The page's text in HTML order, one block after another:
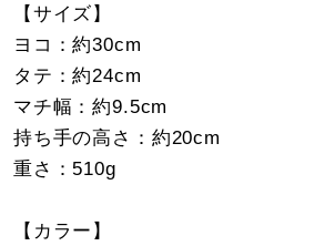
【サイズ】
ヨコ：約30cm
タテ：約24cm
マチ幅：約9.5cm
持ち手の高さ：約20cm
重さ：510g
【カラー】